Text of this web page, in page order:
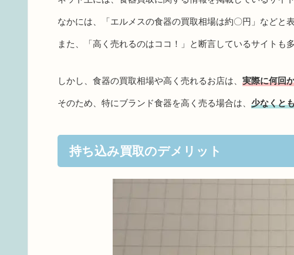
なかには、「エルメスの食器の買取相場は約〇円」などと
また、「高く売れるのはココ！」と断言しているサイトも多
しかし、食器の買取相場や高く売れるお店は、 実際に何回
そのため、特にブランド食器を高く売る場合は、 少なくと
持ち込み買取のデメリット